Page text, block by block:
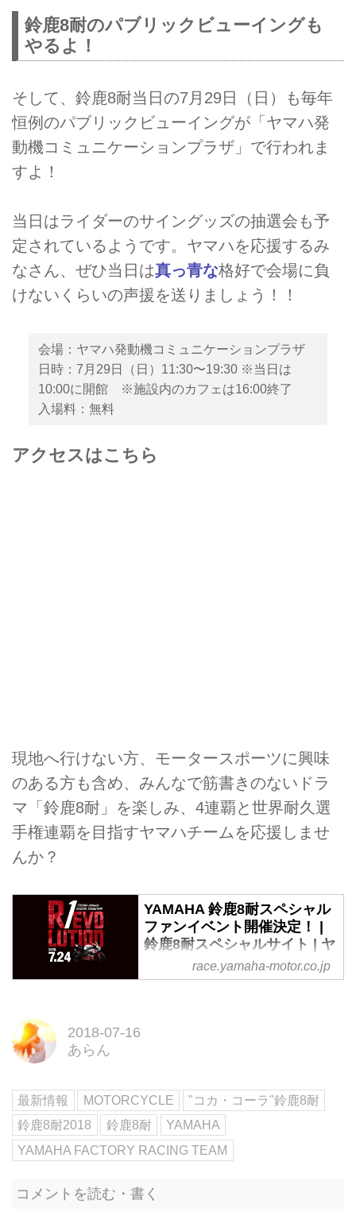
鈴鹿8耐のパブリックビューイングも
やるよ！
そして、鈴鹿8耐当日の7月29日（日）も毎年
恒例のパブリックビューイングが「ヤマハ発
動機コミュニケーションプラザ」で行われま
すよ！
当日はライダーのサイングッズの抽選会も予
定されているようです。ヤマハを応援するみ
なさん、ぜひ当日は真っ青な格好で会場に負
けないくらいの声援を送りましょう！！
会場：ヤマハ発動機コミュニケーションプラザ
日時：7月29日（日）11:30〜19:30 ※当日は
10:00に開館 ※施設内のカフェは16:00終了
入場料：無料
アクセスはこちら
現地へ行けない方、モータースポーツに興味
のある方も含め、みんなで筋書きのないドラ
マ「鈴鹿8耐」を楽しみ、4連覇と世界耐久選
手権連覇を目指すヤマハチームを応援しませ
んか？
YAMAHA 鈴鹿8耐スペシャル
ファンイベント開催決定！ |
鈴鹿8耐スペシャルサイト | ヤ
マハ発動機株式会社
ト20......
race.yamaha-motor.co.jp
2018-07-16
あらん
最新情報 MOTORCYCLE
"コカ・コーラ"鈴鹿8耐
鈴鹿8耐2018
鈴鹿8耐
YAMAHA
YAMAHA FACTORY RACING TEAM
コメントを読む・書く